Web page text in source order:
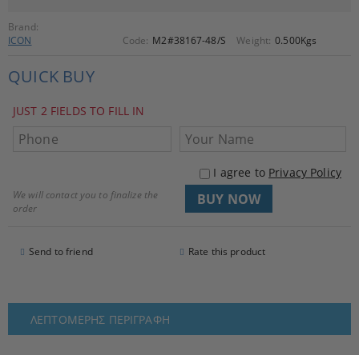
Brand:
ICON
Code: M2#38167-48/S Weight: 0.500Kgs
QUICK BUY
JUST 2 FIELDS TO FILL IN
I agree to Privacy Policy
We will contact you to finalize the
order
Send to friend Rate this product
ΛΕΠΤΟΜΕΡΉΣ ΠΕΡΙΓΡΑΦΉ